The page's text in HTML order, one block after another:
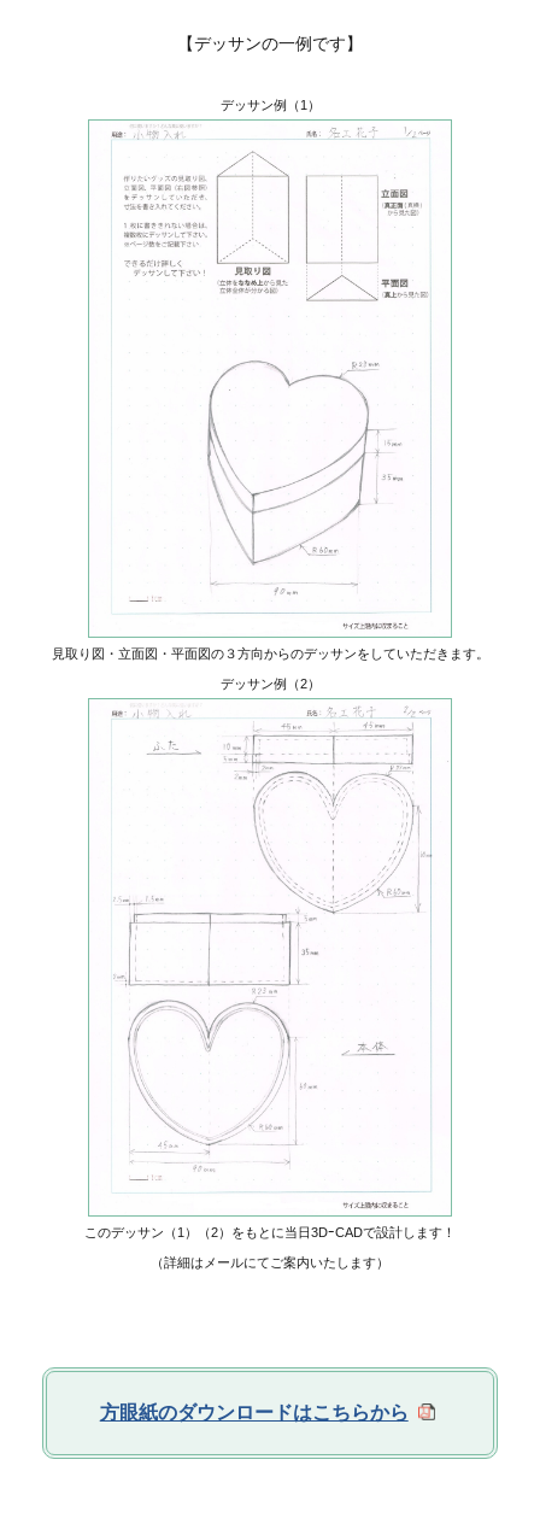
【デッサンの一例です】
デッサン例（1）
見取り図・立面図・平面図の３方向からのデッサンをしていただきます。
デッサン例（2）
このデッサン（1）（2）をもとに当日3DｰCADで設計します！
（詳細はメールにてご案内いたします）
方眼紙のダウンロードはこちらから